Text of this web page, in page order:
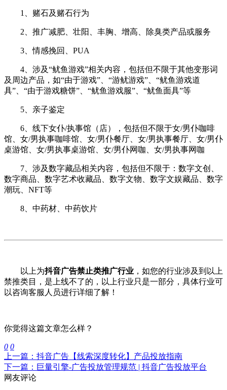
1、赌石及赌石行为
2、推广减肥、壮阳、丰胸、增高、除臭类产品或服务
3、情感挽回、PUA
4、涉及“鱿鱼游戏”相关内容，包括但不限于其他变形词
及周边产品，如“由于游戏”、“游鱿游戏”、“鱿鱼游戏道
具”、“由于游戏糖饼”、“鱿鱼游戏服”、“鱿鱼面具”等
5、亲子鉴定
6、线下女仆/执事馆（店），包括但不限于女/男仆咖啡
馆、女/男执事咖啡馆、女/男仆餐厅、女/男执事餐厅、女/男仆
桌游馆、女/男执事桌游馆、女/男仆网咖、女/男执事网咖
7、涉及数字藏品相关内容，包括但不限于：数字文创、
数字商品、数字艺术收藏品、数字文物、数字文娱藏品、数字
潮玩、NFT等
8、中药材、中药饮片
以上为抖音广告禁止类推广行业 ，如您的行业涉及到以上
禁推类目，是上线不了的，以上行业只是一部分，具体行业可
以咨询客服人员进行详细了解！
你觉得这篇文章怎么样？
0 0
上一篇：抖音广告【线索深度转化】产品投放指南
下一篇：巨量引擎-广告投放管理规范 | 抖音广告投放平台
网友评论